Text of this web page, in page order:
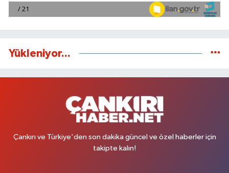
Yükleniyor...
Çankırı ve Türkiye'den son dakika güncel ve özel haberler için
takipte kalın!